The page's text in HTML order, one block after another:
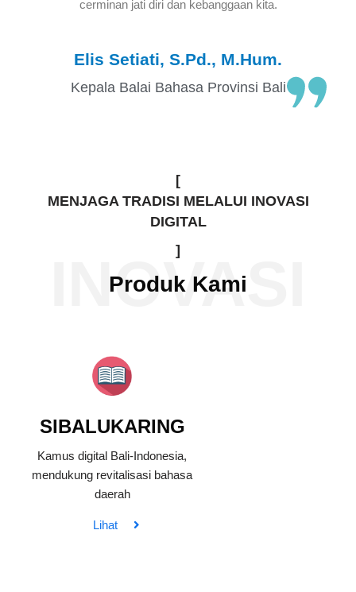
cerminan jati diri dan kebanggaan kita.
Elis Setiati, S.Pd., M.Hum.
Kepala Balai Bahasa Provinsi Bali
[
MENJAGA TRADISI MELALUI INOVASI
DIGITAL
]
INOVASI
Produk Kami
SIBALUKARING
Kamus digital Bali-Indonesia,
mendukung revitalisasi bahasa
daerah
Lihat